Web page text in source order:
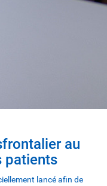
au
patients
lancé afin de